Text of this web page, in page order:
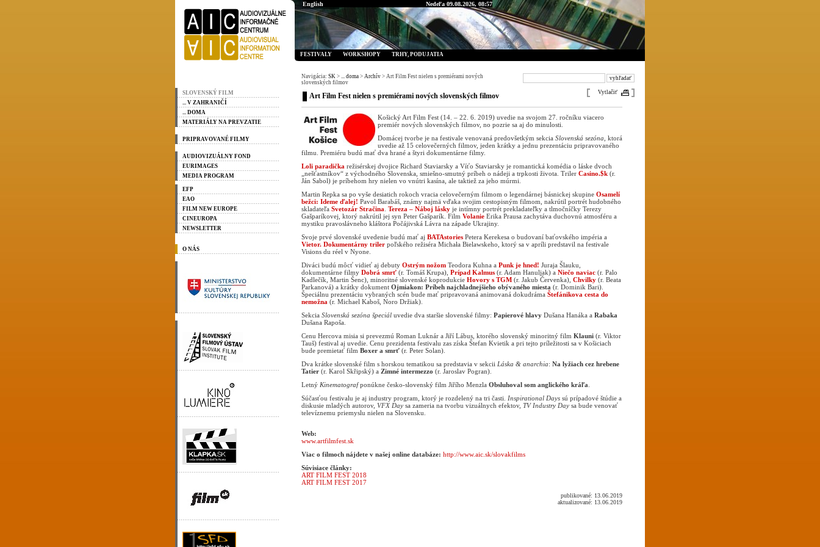
SLOVENSKÝ FILM
... V ZAHRANIČÍ
... DOMA
MATERIÁLY NA PREVZATIE
PRIPRAVOVANÉ FILMY
AUDIOVIZUÁLNY FOND
EURIMAGES
MEDIA PROGRAM
EFP
EAO
FILM NEW EUROPE
CINEUROPA
NEWSLETTER
O NÁS
English Nedeľa 09.08.2026, 08:57
FESTIVALY WORKSHOPY TRHY, PODUJATIA
Vytlačiť
Navigácia: SK > ... doma > Archív > Art Film Fest nielen s premiérami nových
slovenských filmov
Art Film Fest nielen s premiérami nových slovenských filmov
Košický Art Film Fest (14. – 22. 6. 2019) uvedie na svojom 27. ročníku viacero
premiér nových slovenských filmov, no pozrie sa aj do minulosti.
Domácej tvorbe je na festivale venovaná predovšetkým sekcia Slovenská sezóna , ktorá
uvedie až 15 celovečerných filmov, jeden krátky a jednu prezentáciu pripravovaného
filmu. Premiéru budú mať dva hrané a štyri dokumentárne filmy.
Loli paradička režisérskej dvojice Richard Staviarsky a Víťo Staviarsky je romantická komédia o láske dvoch
„nešťastníkov“ z východného Slovenska, smiešno-smutný príbeh o nádeji a trpkosti života. Triler Casino.$k (r.
Ján Sabol) je príbehom hry nielen vo vnútri kasína, ale taktiež za jeho múrmi.
Martin Repka sa po vyše desiatich rokoch vracia celovečerným filmom o legendárnej básnickej skupine Osamelí
bežci: Ideme ďalej! Pavol Barabáš, známy najmä vďaka svojim cestopisným filmom, nakrútil portrét hudobného
skladateľa Svetozár Stračina Tereza – Náboj lásky je intímny portrét prekladateľky a tlmočníčky Terezy
Gašparíkovej, ktorý nakrútil jej syn Peter Gašparík. Film Volanie Erika Prausa zachytáva duchovnú atmosféru a
mystiku pravoslávneho kláštora Počájivská Lávra na západe Ukrajiny.
Svoje prvé slovenské uvedenie budú mať aj BATAstories Petera Kerekesa o budovaní baťovského impéria a
Vietor. Dokumentárny triler poľského režiséra Michała Bielawskeho, ktorý sa v apríli predstavil na festivale
Visions du réel v Nyone.
Diváci budú môcť vidieť aj debuty Ostrým nožom Teodora Kuhna a Punk je hned! Juraja Šlauku,
dokumentárne filmy Dobrá smrť (r. Tomáš Krupa), Prípad Kalmus (r. Adam Hanuljak) a Niečo naviac (r. Palo
Kadlečík, Martin Šenc), minoritné slovenské koprodukcie Hovory s TGM (r. Jakub Červenka), Chvilky (r. Beata
Parkanová) a krátky dokument Ojmiakon: Príbeh najchladnejšieho obývaného miesta (r. Dominik Bari).
Špeciálnu prezentáciu vybraných scén bude mať pripravovaná animovaná dokudráma Štefánikova cesta do
nemožna (r. Michael Kaboš, Noro Držiak).
Sekcia Slovenská sezóna špeciál uvedie dva staršie slovenské filmy: Papierové hlavy Dušana Hanáka a Rabaka
Dušana Rapoša.
Cenu Hercova misia si prevezmú Roman Luknár a Jiří Lábus, ktorého slovenský minoritný film Klauni (r. Viktor
Tauš) festival aj uvedie. Cenu prezidenta festivalu zas získa Štefan Kvietik a pri tejto príležitosti sa v Košiciach
bude premietať film Boxer a smrť (r. Peter Solan).
Dva krátke slovenské film s horskou tematikou sa predstavia v sekcii Láska & anarchia: Na lyžiach cez hrebene
Tatier (r. Karol Skřipský) a Zimné intermezzo (r. Jaroslav Pogran).
Letný Kinematografponúkne česko-slovenský film Jiřího Menzla Obsluhoval som anglického kráľa
Súčasťou festivalu je aj industry program, ktorý je rozdelený na tri časti. Inspirational Days sú prípadové štúdie a
diskusie mladých autorov, VFX Day sa zameria na tvorbu vizuálnych efektov, TV Industry Day sa bude venovať
televíznemu priemyslu nielen na Slovensku.
Web:
www.artfilmfest.sk
Viac o filmoch nájdete v našej online databáze: http://www.aic.sk/slovakfilms
Súvisiace články:
ART FILM FEST 2018
ART FILM FEST 2017
publikované: 13.06.2019
aktualizované: 13.06.2019